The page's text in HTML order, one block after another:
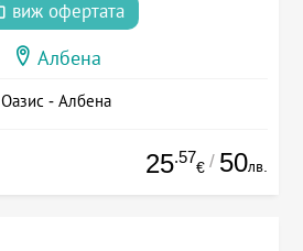
виж офертата
Албена
Оазис - Албена
25.57
€ / 50лв.